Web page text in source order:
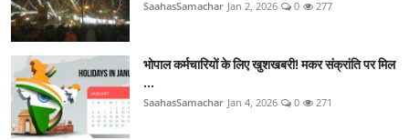
SaahasSamachar Jan 2, 2026 0 277
भोपाल कर्मचारियों के लिए खुशखबरी! मकर संक्रांति पर मिल
...
SaahasSamachar Jan 4, 2026 0 271